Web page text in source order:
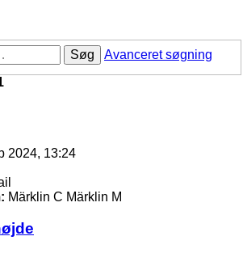
Søg
Avanceret søgning
2024, 13:24
Märklin C Märklin M